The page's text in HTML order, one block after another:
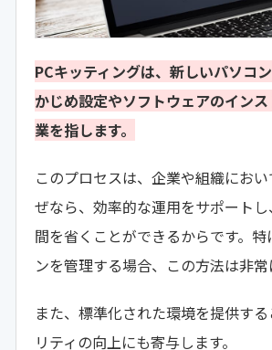
PCキッティングは、新しいパソコ
かじめ設定やソフトウェアのイン
業を指します。
このプロセスは、企業や組織にお
ぜなら、効率的な運用をサポート
間を省くことができるからです。
ンを管理する場合、この方法は非常
また、標準化された環境を提供す
リティの向上にも寄与します。